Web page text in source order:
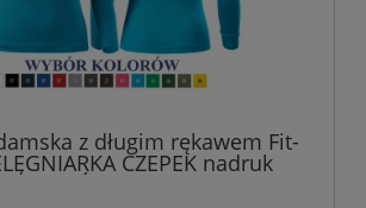
z długim rękawem Fit-
CZEPEK nadruk
PRZÓD I TYŁ